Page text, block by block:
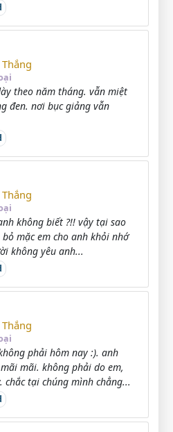
theo năm tháng. vẫn miệt
đen. nơi bục giảng vẫn
không biết ?!! vậy tại sao
mặc em cho anh khỏi nhớ
không yêu anh...
phải hôm nay :). anh
mãi. không phải do em,
tại chúng mình chẳng...